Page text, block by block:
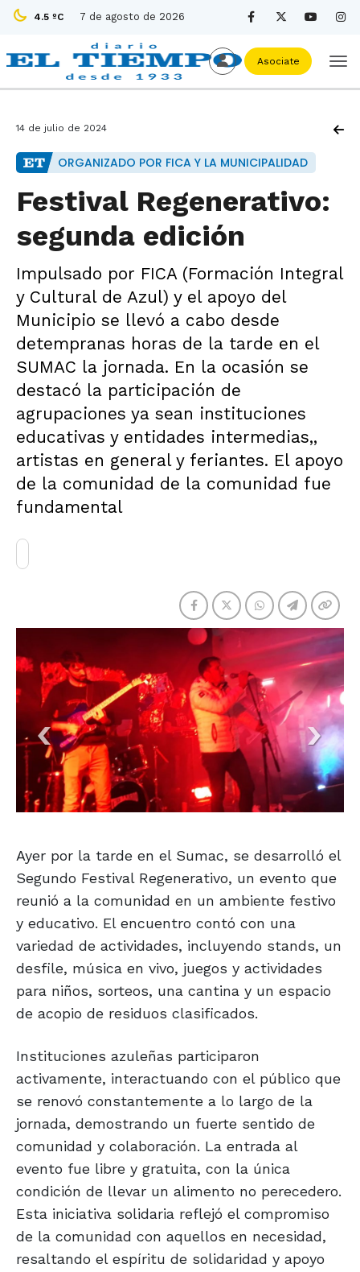
4.5 ºC 7 de agosto de 2026
Asociate
14 de julio de 2024
ORGANIZADO POR FICA Y LA MUNICIPALIDAD
Festival Regenerativo:
segunda edición
Impulsado por FICA (Formación Integral
y Cultural de Azul) y el apoyo del
Municipio se llevó a cabo desde
detempranas horas de la tarde en el
SUMAC la jornada. En la ocasión se
destacó la participación de
agrupaciones ya sean instituciones
educativas y entidades intermedias,,
artistas en general y feriantes. El apoyo
de la comunidad de la comunidad fue
fundamental
Ayer por la tarde en el Sumac, se desarrolló el
Segundo Festival Regenerativo, un evento que
reunió a la comunidad en un ambiente festivo
y educativo. El encuentro contó con una
variedad de actividades, incluyendo stands, un
desfile, música en vivo, juegos y actividades
para niños, sorteos, una cantina y un espacio
de acopio de residuos clasificados.
Instituciones azuleñas participaron
activamente, interactuando con el público que
se renovó constantemente a lo largo de la
jornada, demostrando un fuerte sentido de
comunidad y colaboración. La entrada al
evento fue libre y gratuita, con la única
condición de llevar un alimento no perecedero.
Esta iniciativa solidaria reflejó el compromiso
de la comunidad con aquellos en necesidad,
resaltando el espíritu de solidaridad y apoyo